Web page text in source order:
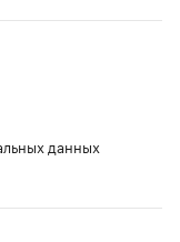
данных